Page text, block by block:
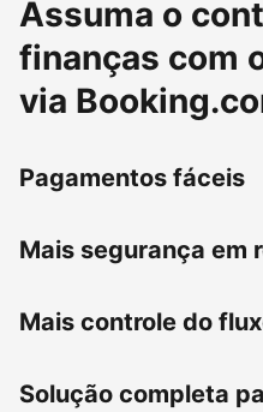
Assuma o
finanças com
via
Pagamentos fáceis
Mais segurança em
Mais controle do
Solução completa